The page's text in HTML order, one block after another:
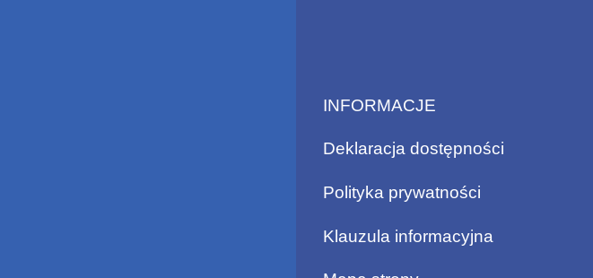
INFORMACJE
Deklaracja dostępności
Polityka prywatności
Klauzula informacyjna